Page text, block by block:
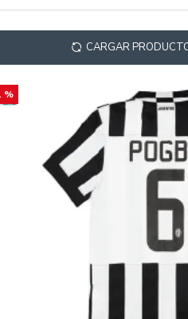
CARGAR
%